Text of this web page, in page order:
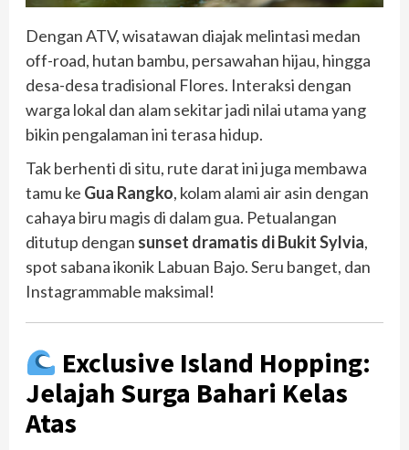
Dengan ATV, wisatawan diajak melintasi medan
off-road, hutan bambu, persawahan hijau, hingga
desa-desa tradisional Flores. Interaksi dengan
warga lokal dan alam sekitar jadi nilai utama yang
bikin pengalaman ini terasa hidup.
Tak berhenti di situ, rute darat ini juga membawa
tamu ke Gua Rangko, kolam alami air asin dengan
cahaya biru magis di dalam gua. Petualangan
ditutup dengan sunset dramatis di Bukit Sylvia,
spot sabana ikonik Labuan Bajo. Seru banget, dan
Instagrammable maksimal!
Exclusive Island Hopping:
Jelajah Surga Bahari Kelas
Atas